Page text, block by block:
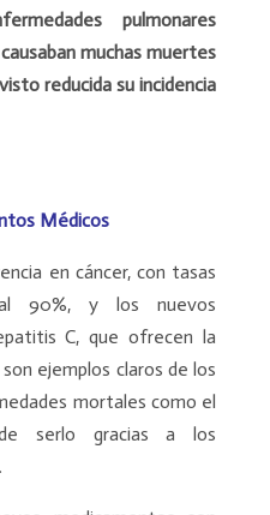
pulmonares
muchas muertes
reducida su incidencia
Médicos
en cáncer, con tasas
90%, y los nuevos
C, que ofrecen la
ejemplos claros de los
mortales como el
serlo gracias a los